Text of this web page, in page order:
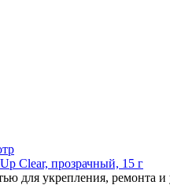
Clear, прозрачный, 15 г
для укрепления, ремонта